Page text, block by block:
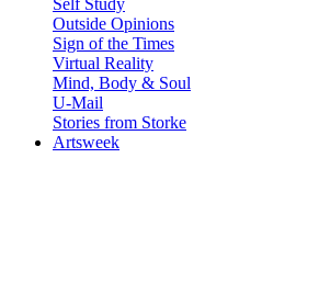
Outside Opinions
Sign of the Times
Virtual Reality
Mind, Body & Soul
U-Mail
Stories from Storke
Artsweek